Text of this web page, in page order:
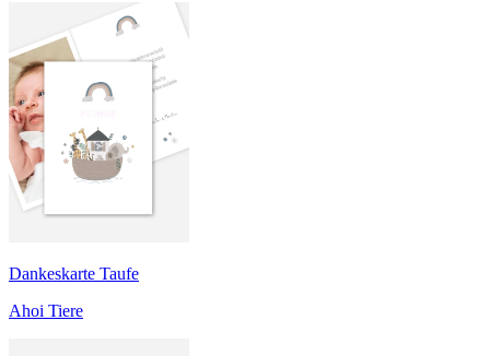
Dankeskarte Taufe
Ahoi Tiere